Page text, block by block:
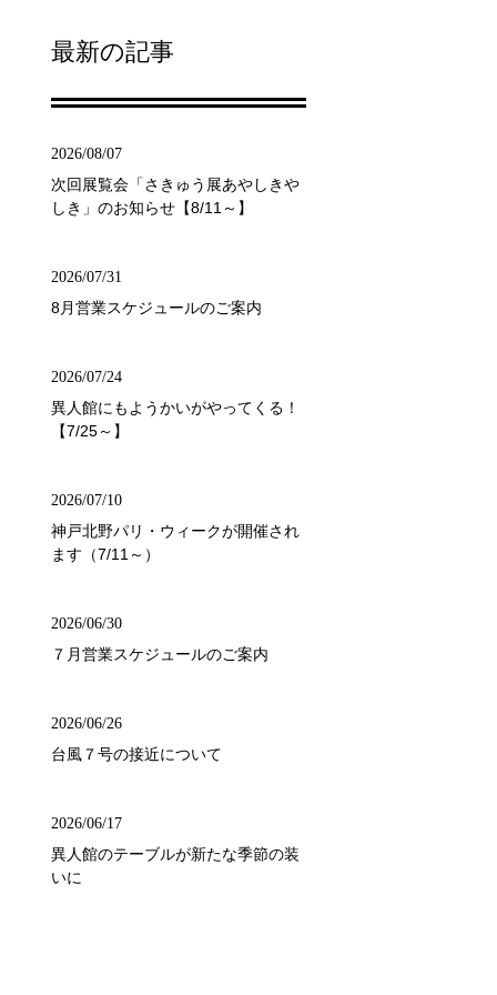
最新の記事
2026/08/07
次回展覧会「さきゅう展あやしきや
しき」のお知らせ【8/11～】
2026/07/31
8月営業スケジュールのご案内
2026/07/24
異人館にもようかいがやってくる！
【7/25～】
2026/07/10
神戸北野パリ・ウィークが開催され
ます（7/11～）
2026/06/30
７月営業スケジュールのご案内
2026/06/26
台風７号の接近について
2026/06/17
異人館のテーブルが新たな季節の装
いに